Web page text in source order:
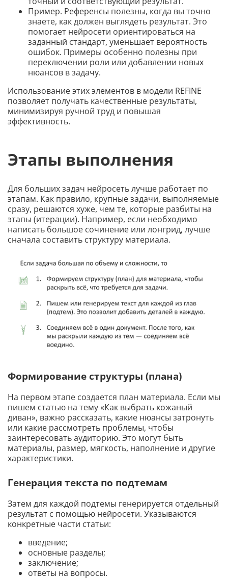
Пример. Референсы полезны, когда вы точно
знаете, как должен выглядеть результат. Это
помогает нейросети ориентироваться на
заданный стандарт, уменьшает вероятность
ошибок. Примеры особенно полезны при
переключении роли или добавлении новых
нюансов в задачу.
Использование этих элементов в модели REFINE
позволяет получать качественные результаты,
минимизируя ручной труд и повышая
эффективность.
Этапы выполнения
Для больших задач нейросеть лучше работает по
этапам. Как правило, крупные задачи, выполняемые
сразу, решаются хуже, чем те, которые разбиты на
этапы (итерации). Например, если необходимо
написать большое сочинение или лонгрид, лучше
сначала составить структуру материала.
Формирование структуры (плана)
На первом этапе создается план материала. Если мы
пишем статью на тему «Как выбрать кожаный
диван», важно рассказать, какие нюансы затронуть
или какие рассмотреть проблемы, чтобы
заинтересовать аудиторию. Это могут быть
материалы, размер, мягкость, наполнение и другие
характеристики.
Генерация текста по подтемам
Затем для каждой подтемы генерируется отдельный
результат с помощью нейросети. Указываются
конкретные части статьи:
введение;
основные разделы;
заключение;
ответы на вопросы.